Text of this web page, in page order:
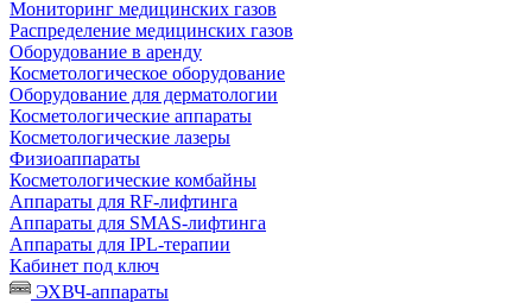
Мониторинг медицинских газов
Распределение медицинских газов
Оборудование в аренду
Косметологическое оборудование
Оборудование для дерматологии
Косметологические аппараты
Косметологические лазеры
Физиоаппараты
Косметологические комбайны
Аппараты для RF-лифтинга
Аппараты для SMAS-лифтинга
Аппараты для IPL-терапии
Кабинет под ключ
ЭХВЧ-аппараты